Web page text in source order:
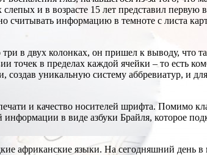
и в возрасте 15 лет представил первую
считывать информацию в темноте с листа
в двух колонках, он пришел к выводу, что
точек в пределах каждой ячейки – то есть
уникальную систему аббревиатур, и
и качество носителей шрифта. Помимо
в виде азбуки Брайля, которое
африканские языки. На сегодняшний день в